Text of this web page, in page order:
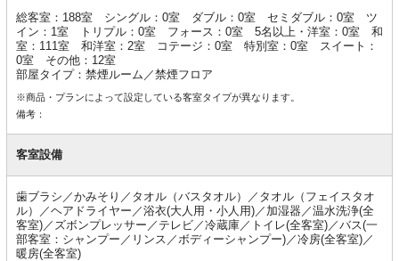
総客室：188室 シングル：0室 ダブル：0室 セミダブル：0室 ツ
イン：1室 トリプル：0室 フォース：0室 5名以上・洋室：0室 和
室：111室 和洋室：2室 コテージ：0室 特別室：0室 スイート：
0室 その他：12室
部屋タイプ：禁煙ルーム／禁煙フロア
※商品・プランによって設定している客室タイプが異なります。
備考：
客室設備
歯ブラシ／かみそり／タオル（バスタオル）／タオル（フェイスタオ
ル）／ヘアドライヤー／浴衣(大人用・小人用)／加湿器／温水洗浄(全
客室)／ズボンプレッサー／テレビ／冷蔵庫／トイレ(全客室)／バス(一
部客室：シャンプー／リンス／ボディーシャンプー)／冷房(全客室)／
暖房(全客室)